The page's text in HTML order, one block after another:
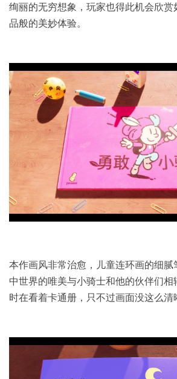
绚丽的无穷想象，玩家也得此机会欣
品般的美妙体验。
本作画风非常治愈，儿童连环画的细腻
中世界的唯美与小骑士和他的伙伴们
时在看着卡通册，只不过画面没这么清